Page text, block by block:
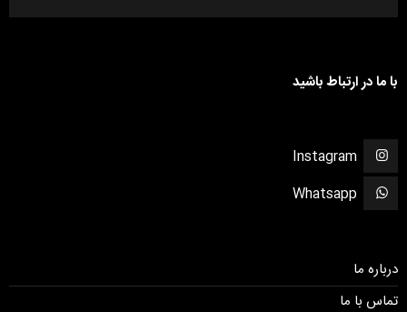
با ما در ارتباط باشید
Instagram
Whatsapp
درباره ما
تماس با ما